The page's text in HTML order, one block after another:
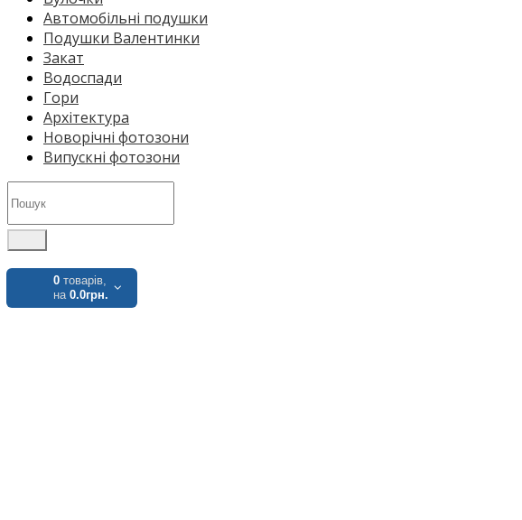
Автомобільні подушки
Подушки Валентинки
Закат
Водоспади
Гори
Архітектура
Новорічні фотозони
Випускні фотозони
0 товарів,
на 0.0грн.